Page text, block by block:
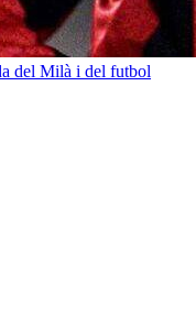
del Milà i del futbol